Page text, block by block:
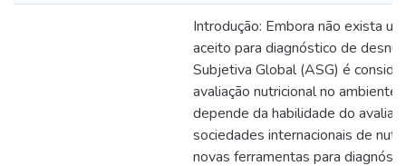
Introdução: Embora não exista
aceito para diagnóstico de
Subjetiva Global (ASG) é
avaliação nutricional no ambiente
depende da habilidade do
sociedades internacionais de
novas ferramentas para